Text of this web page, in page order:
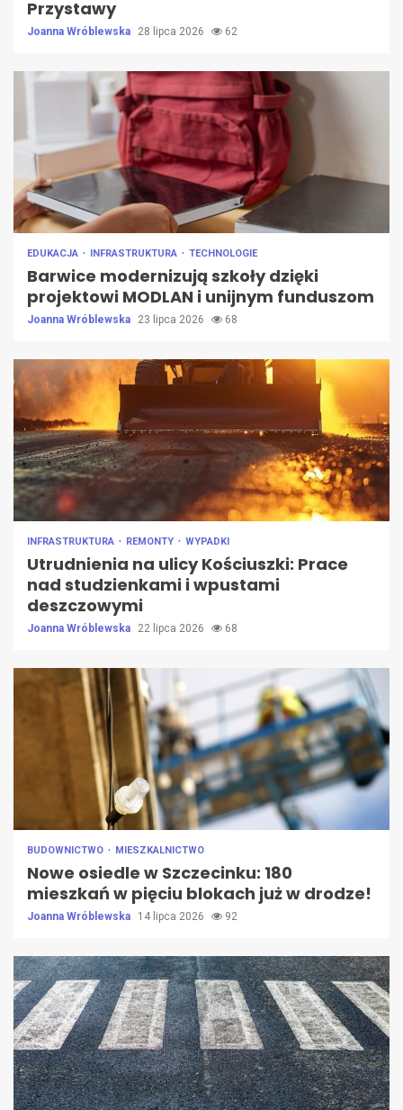
Przystawy
Joanna Wróblewska 28 lipca 2026 62
EDUKACJA INFRASTRUKTURA TECHNOLOGIE
Barwice modernizują szkoły dzięki
projektowi MODLAN i unijnym funduszom
Joanna Wróblewska 23 lipca 2026 68
INFRASTRUKTURA REMONTY WYPADKI
Utrudnienia na ulicy Kościuszki: Prace
nad studzienkami i wpustami
deszczowymi
Joanna Wróblewska 22 lipca 2026 68
BUDOWNICTWO MIESZKALNICTWO
Nowe osiedle w Szczecinku: 180
mieszkań w pięciu blokach już w drodze!
Joanna Wróblewska 14 lipca 2026 92